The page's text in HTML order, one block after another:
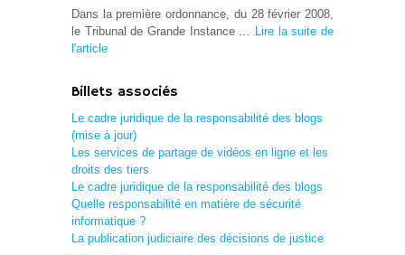
Dans la première ordonnance, du 28 février 2008,
le Tribunal de Grande Instance … Lire la suite de
l'article
Billets associés
Le cadre juridique de la responsabilité des blogs
(mise à jour)
Les services de partage de vidéos en ligne et les
droits des tiers
Le cadre juridique de la responsabilité des blogs
Quelle responsabilité en matière de sécurité
informatique ?
La publication judiciaire des décisions de justice